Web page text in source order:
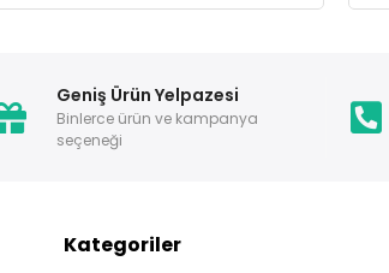
Geniş Ürün Yelpazesi
Binlerce ürün ve kampanya
seçeneği
Kategoriler